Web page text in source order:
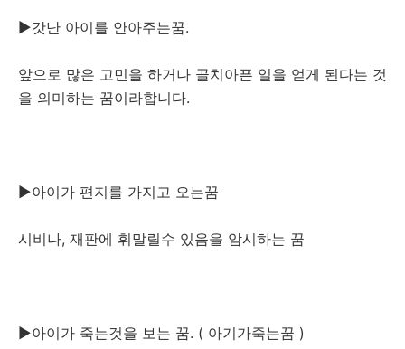
▶갓난 아이를 안아주는꿈.
앞으로 많은 고민을 하거나 골치아픈 일을 얻게 된다는 것
을 의미하는 꿈이라합니다.
▶아이가 편지를 가지고 오는꿈
시비나, 재판에 휘말릴수 있음을 암시하는 꿈
▶아이가 죽는것을 보는 꿈. ( 아기가죽는꿈 )